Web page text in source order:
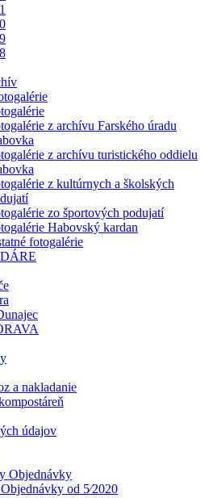
z archívu Farského úradu
z archívu turistického oddielu
z kultúrnych a školských
zo športových podujatí
Habovský kardan
fotogalérie
a nakladanie
údajov
Objednávky
od 5⁄2020